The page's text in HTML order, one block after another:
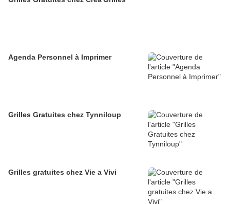
Agenda Personnel à Imprimer
Grilles Gratuites chez Tynniloup
Grilles gratuites chez Vie a Vivi